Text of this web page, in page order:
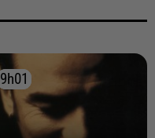
9h01
9h01